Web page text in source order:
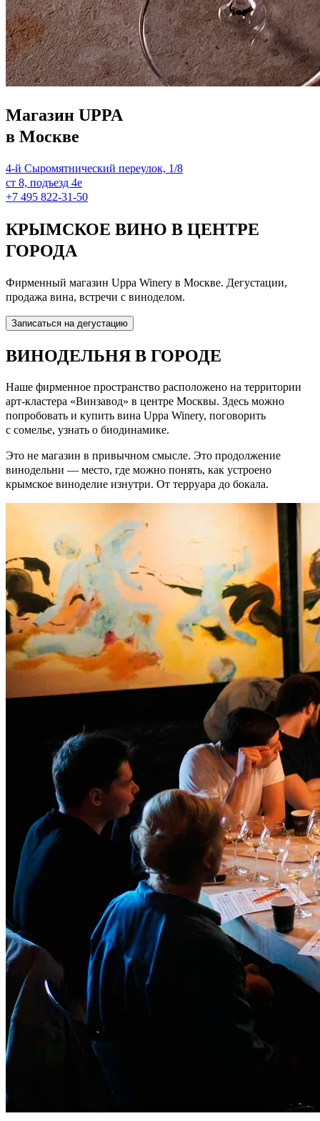
Магазин UPPA
в Москве
4-й Сыромятнический переулок, 1/8
ст 8, подъезд 4е
+7 495 822‑31‑50
КРЫМСКОЕ ВИНО В ЦЕНТРЕ
ГОРОДА
Фирменный магазин Uppa Winery в Москве. Дегустации,
продажа вина, встречи с виноделом.
Записаться на дегустацию
ВИНОДЕЛЬНЯ В ГОРОДЕ
Наше фирменное пространство расположено на территории
арт-кластера «Винзавод» в центре Москвы. Здесь можно
попробовать и купить вина Uppa Winery, поговорить
с сомелье, узнать о биодинамике.
Это не магазин в привычном смысле. Это продолжение
винодельни — место, где можно понять, как устроено
крымское виноделие изнутри. От терруара до бокала.